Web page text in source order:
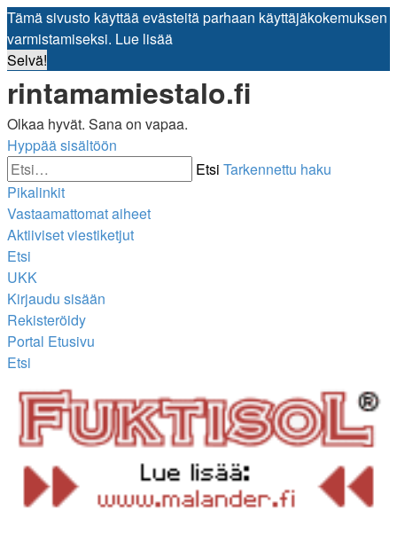
Tämä sivusto käyttää evästeitä parhaan käyttäjäkokemuksen
varmistamiseksi. Lue lisää
Selvä!
rintamamiestalo.fi
Olkaa hyvät. Sana on vapaa.
Hyppää sisältöön
Etsi Tarkennettu haku
Pikalinkit
Vastaamattomat aiheet
Aktiiviset viestiketjut
Etsi
UKK
Kirjaudu sisään
Rekisteröidy
Portal Etusivu
Etsi